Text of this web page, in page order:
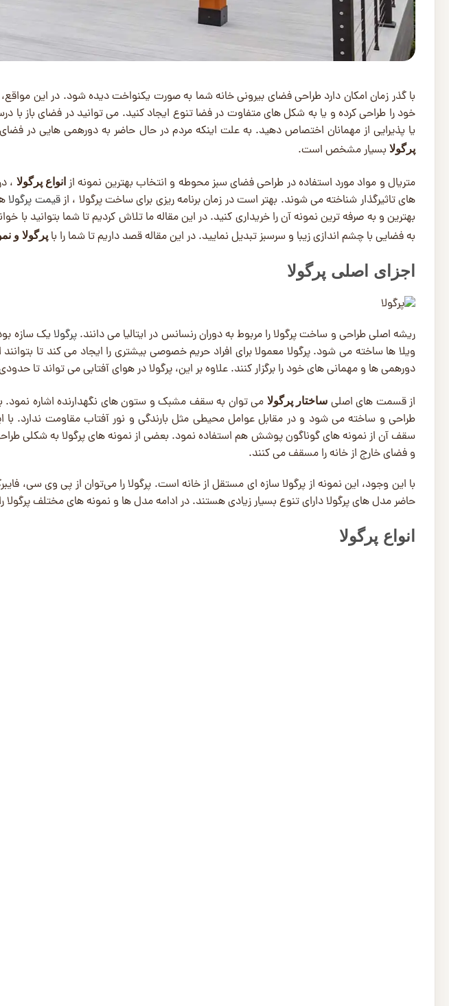
با گذر زمان امکان دارد طراحی فضای بیرونی خانه شما به صورت یکنواخت دیده شود. در این
خود را طراحی کرده و یا به شکل های متفاوت در فضا تنوع ایجاد کنید. می توانید در فضای باز با
یا پذیرایی از مهمانان اختصاص دهید. به علت اینکه مردم در حال حاضر به دورهمی ‌هایی در
پرگولا بسیار مشخص است.
متریال و مواد ‌مورد استفاده در طراحی فضای سبز محوطه و انتخاب بهترین نمونه از انواع پرگولا‌ ،
‌های تاثیرگذار شناخته می شوند. بهتر است در زمان برنامه ریزی برای ساخت پرگولا ، ازقیمت پرگولا
بهترین و به صرفه ترین نمونه آن را خریداری کنید. در این مقاله ما تلاش کردیم تا شما بتوانید با
به فضایی با چشم ‌اندازی زیبا و سرسبز تبدیل نمایید. در این مقاله قصد داریم تا شما را باپرگولا و
اجزای اصلی پرگولا
ریشه اصلی طراحی و ساخت پرگولا را مربوط به دوران رنسانس در ایتالیا می دانند.پرگولا یک سازه
ویلا ها ساخته می ‌شود. پرگولا معمولا برای افراد حریم خصوصی بیشتری را ایجاد می ‌کند تا
دورهمی ‌ها و مهمانی ‌های خود را برگزار کنند. علاوه بر این، پرگولا در هوای آفتابی می تواند تا
از قسمت های اصلی ساختار پرگولا می توان به سقف مشبک و ستون ‌های نگهدارنده اشاره نمود.
طراحی و ساخته می ‌شود و در مقابل عوامل محیطی مثل بارندگی و نور آفتاب مقاومت ندارد. با
سقف آن از نمونه های گوناگون پوشش هم استفاده نمود. بعضی از نمونه های پرگولا به شکلی
و فضای خارج از خانه را مسقف می ‌کنند.
با این وجود، این نمونه از پرگولا سازه ‌ای مستقل از خانه است. پرگولا را می‌توان از پی وی سی،
حاضر مدل ‌های پرگولا دارای تنوع بسیار زیادی هستند. در ادامه مدل ها و نمونه های مختلف پرگولا
انواع پرگولا